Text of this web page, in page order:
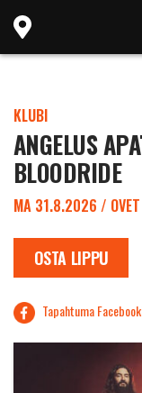
KLUBI
ANGELUS
BLOODRIDE
MA 31.8.2026 /
OSTA LIPPU
Tapahtuma